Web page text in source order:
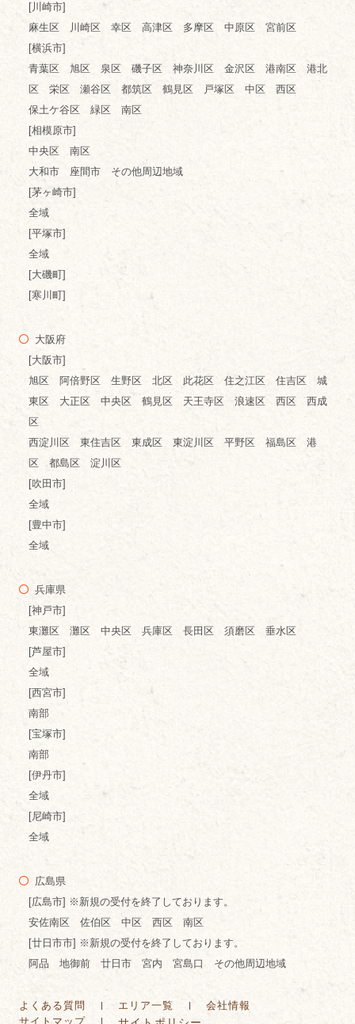
[川崎市]
麻生区 川崎区 幸区 高津区 多摩区 中原区 宮前区
[横浜市]
青葉区 旭区 泉区 磯子区 神奈川区 金沢区 港南区 港北
区 栄区 瀬谷区 都筑区 鶴見区 戸塚区 中区 西区
保土ケ谷区 緑区 南区
[相模原市]
中央区 南区
大和市 座間市 その他周辺地域
[茅ヶ崎市]
全域
[平塚市]
全域
[大磯町]
[寒川町]
大阪府
[大阪市]
旭区 阿倍野区 生野区 北区 此花区 住之江区 住吉区 城
東区 大正区 中央区 鶴見区 天王寺区 浪速区 西区 西成
区
西淀川区 東住吉区 東成区 東淀川区 平野区 福島区 港
区 都島区 淀川区
[吹田市]
全域
[豊中市]
全域
兵庫県
[神戸市]
東灘区 灘区 中央区 兵庫区 長田区 須磨区 垂水区
[芦屋市]
全域
[西宮市]
南部
[宝塚市]
南部
[伊丹市]
全域
[尼崎市]
全域
広島県
[広島市] ※新規の受付を終了しております。
安佐南区 佐伯区 中区 西区 南区
[廿日市市] ※新規の受付を終了しております。
阿品 地御前 廿日市 宮内 宮島口 その他周辺地域
よくある質問 エリア一覧
会社情報
サイトマップ